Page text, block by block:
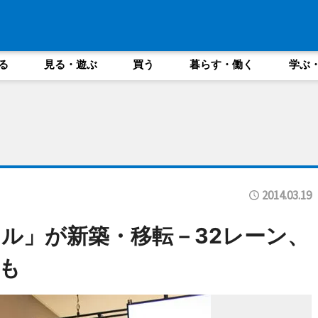
見る・遊ぶ 買う 暮らす・働く 学ぶ
2014.03.19
」が新築・移転－32レーン、